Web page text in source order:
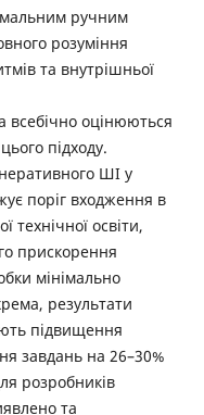
ручним
розуміння
та внутрішньої
всебічно оцінюються
підходу.
ШІ у
поріг входження в
технічної освіти,
прискорення
мінімально
результати
підвищення
завдань на 26–30%
розробників
та